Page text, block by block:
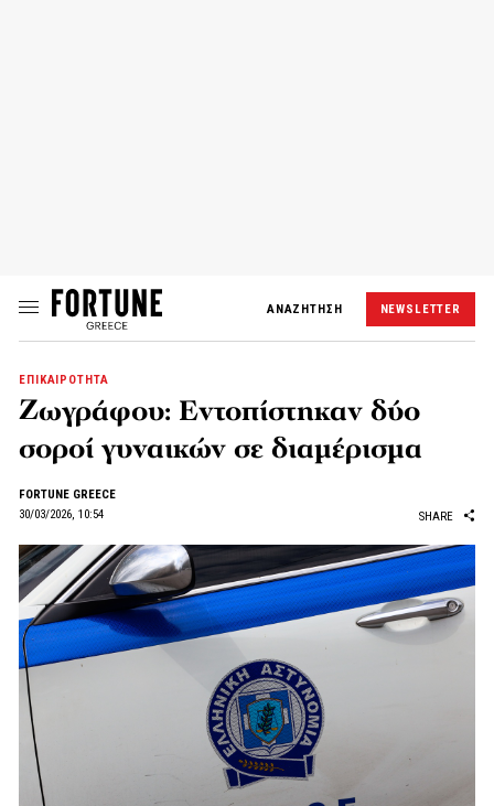
ΑΝΑΖΗΤΗΣΗ NEWSLETTER
ΕΠΙΚΑΙΡΟΤΗΤΑ
Ζωγράφου: Εντοπίστηκαν δύο
σοροί γυναικών σε διαμέρισμα
FORTUNE GREECE
30/03/2026, 10:54
SHARE